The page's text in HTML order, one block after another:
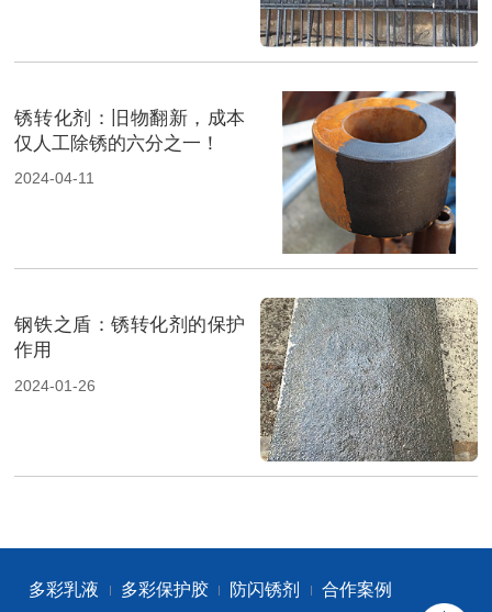
锈转化剂：旧物翻新，成本
仅人工除锈的六分之一！
2024-04-11
钢铁之盾：锈转化剂的保护
作用
2024-01-26
多彩乳液 多彩保护胶 防闪锈剂 合作案例